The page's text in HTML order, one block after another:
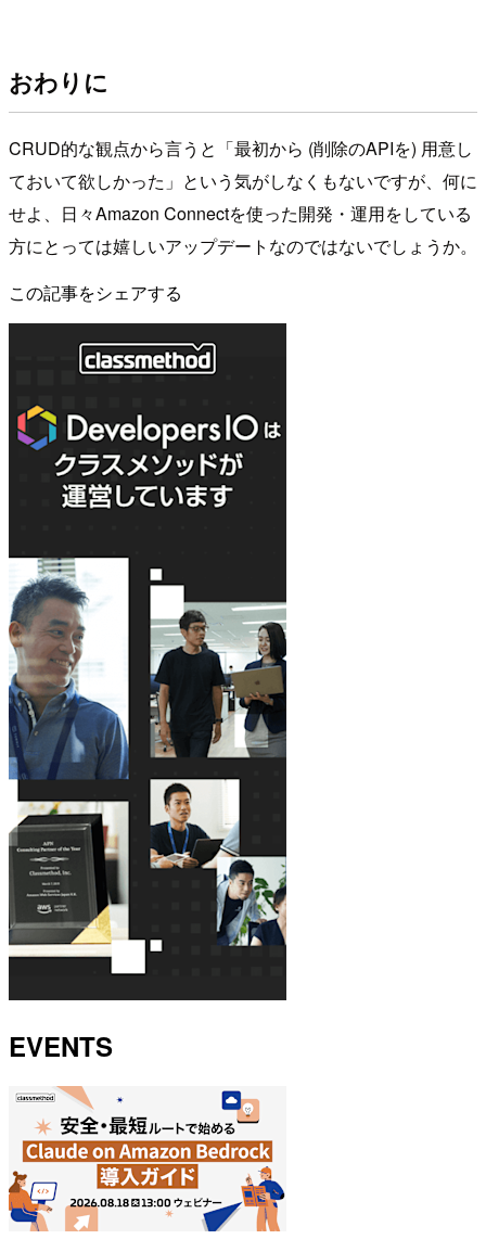
おわりに
CRUD的な観点から言うと「最初から (削除のAPIを) 用意し
ておいて欲しかった」という気がしなくもないですが、何に
せよ、日々Amazon Connectを使った開発・運用をしている
方にとっては嬉しいアップデートなのではないでしょうか。
この記事をシェアする
EVENTS